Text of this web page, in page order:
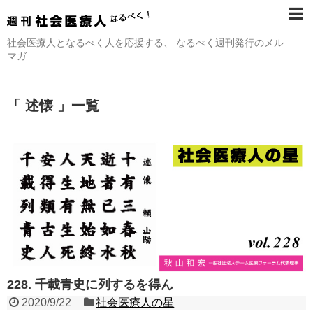
社会医療人となるべく人を応援する、 なるべく週刊発行のメル
マガ
「 述懐 」一覧
228. 千載青史に列するを得ん
2020/9/22
社会医療人の星